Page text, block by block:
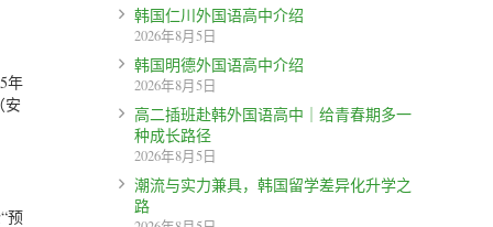
年
安
预
韩国仁川外国语高中介绍
2026年8月5日
韩国明德外国语高中介绍
2026年8月5日
高二插班赴韩外国语高中｜给青春期多一
种成长路径
2026年8月5日
潮流与实力兼具，韩国留学差异化升学之
路